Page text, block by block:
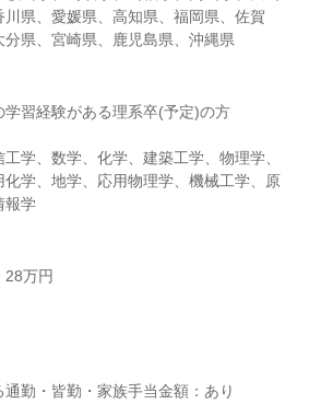
県、愛媛県、高知県、福岡県、佐賀
県、宮崎県、鹿児島県、沖縄県
習経験がある理系卒(予定)の方
学、数学、化学、建築工学、物理学、
学、地学、応用物理学、機械工学、原
報学
28万円
勤・皆勤・家族手当金額：あり